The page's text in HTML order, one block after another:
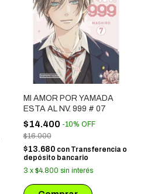
MI AMOR POR YAMADA
ESTA AL NV. 999 # 07
$14.400 -10% OFF
$16.000
$13.680 con Transferencia o
depósito bancario
3 x $4.800 sin interés